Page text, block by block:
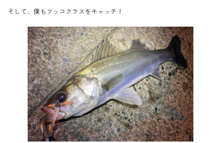
そして、僕もフッコクラスをキャッチ！